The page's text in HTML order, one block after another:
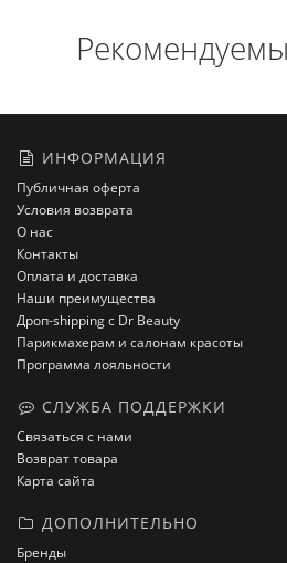
ИНФОРМАЦИЯ
Публичная оферта
Условия возврата
О нас
Контакты
Оплата и доставка
Наши преимущества
Дроп-shipping с Dr Beauty
Парикмахерам и салонам красоты
Программа лояльности
СЛУЖБА ПОДДЕРЖКИ
Связаться с нами
Возврат товара
Карта сайта
ДОПОЛНИТЕЛЬНО
Бренды